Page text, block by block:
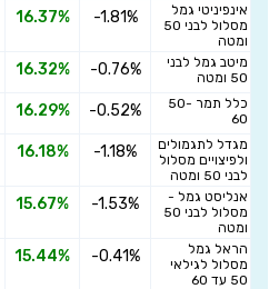
אינפיניטי גמל
מסלול לבני 50
ומטה
-1.81%
16.37%
מיטב גמל לבני
50 ומטה
-0.76%
16.32%
כלל תמר 50-
60
-0.52%
16.29%
מגדל לתגמולים
ולפיצויים מסלול
לבני 50 ומטה
-1.18%
16.18%
אנליסט גמל -
מסלול לבני 50
ומטה
-1.53%
15.67%
הראל גמל
מסלול לגילאי
50 עד 60
-0.41%
15.44%